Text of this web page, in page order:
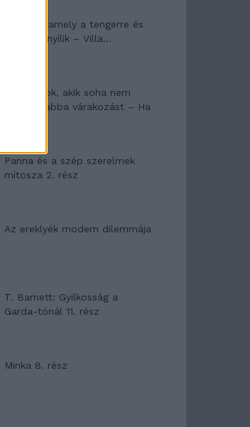
Egy ház, amely a tengerre és
a fényre nyílik – Villa...
A családok, akik soha nem
hagyták abba várakozást – Ha
Panna és a szép szerelmek
mítosza 2. rész
Az ereklyék modern dilemmája
T. Barnett: Gyilkosság a
Garda-tónál 11. rész
Minka 8. rész